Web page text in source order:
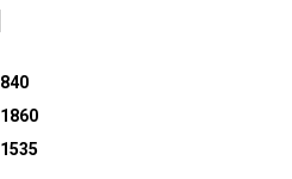
840
1860
1535